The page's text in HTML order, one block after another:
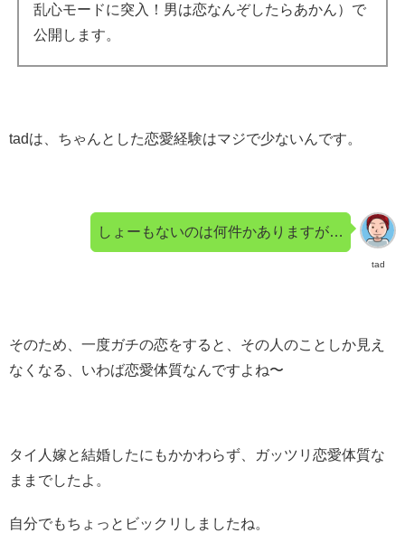
乱心モードに突入！男は恋なんぞしたらあかん）で
公開します。
tadは、ちゃんとした恋愛経験はマジで少ないんです。
tad
しょーもないのは何件かありますが…
そのため、一度ガチの恋をすると、その人のことしか見え
なくなる、いわば恋愛体質なんですよね〜
タイ人嫁と結婚したにもかかわらず、ガッツリ恋愛体質な
ままでしたよ。
自分でもちょっとビックリしましたね。